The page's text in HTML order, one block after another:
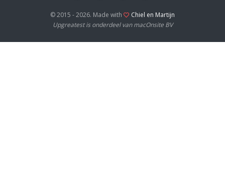
© 2015 - 2026. Made with
Chiel en Martijn
Upgreatest is onderdeel van macOnsite BV